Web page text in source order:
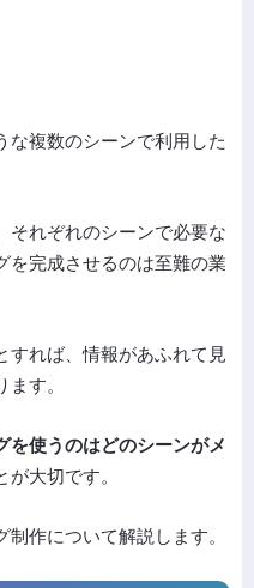
な複数のシーンで利用した
それぞれのシーンで必要な
を完成させるのは至難の業
すれば、情報があふれて見
す。
を使うのはどのシーンがメ
大切です。
作について解説します。